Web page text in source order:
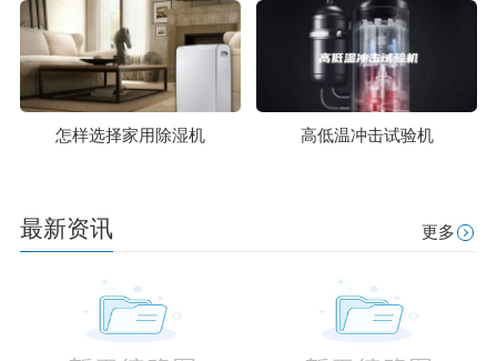
怎样选择家用除湿机 高低温冲击试验机
最新资讯 更多